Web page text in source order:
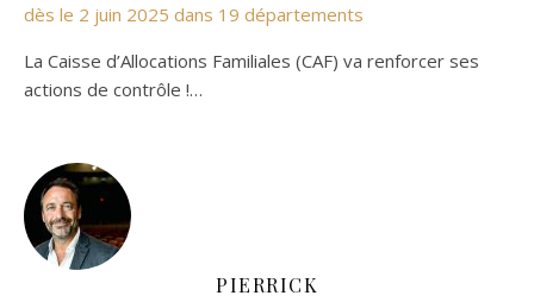
dès le 2 juin 2025 dans 19 départements
La Caisse d’Allocations Familiales (CAF) va renforcer ses
actions de contrôle !…
PIERRICK